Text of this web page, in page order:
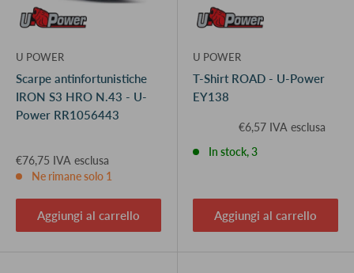
U POWER
Scarpe antinfortunistiche
IRON S3 HRO N.43 - U-
Power RR1056443
€76,75 IVA esclusa
Ne rimane solo 1
Aggiungi al carrello
U POWER
T-Shirt ROAD - U-Power
EY138
€6,57 IVA esclusa
In stock, 3
Aggiungi al carrello